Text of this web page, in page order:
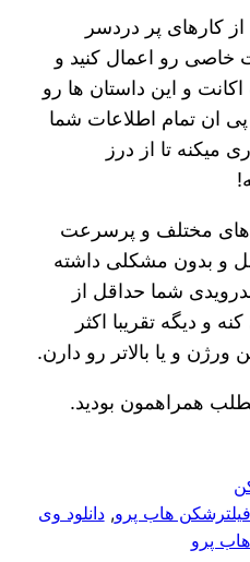
کارهای پر دردسر
خاصی رو اعمال کنید و
و این داستان ها رو
پی ان تمام اطلاعات شما
میکنه تا از درز
های مختلف و پرسرعت
و بدون مشکلی داشته
شما حداقل از
کنه و دیگه تقریبا اکثر
و یا بالاتر رو دارن.
همراهمون بودید.
فیلترشکن هاب پرو, دانلود وی
پرو